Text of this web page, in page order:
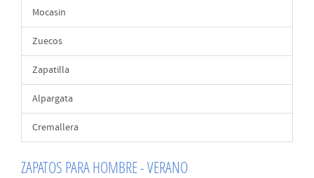
Mocasin
Zuecos
Zapatilla
Alpargata
Cremallera
ZAPATOS PARA HOMBRE - VERANO